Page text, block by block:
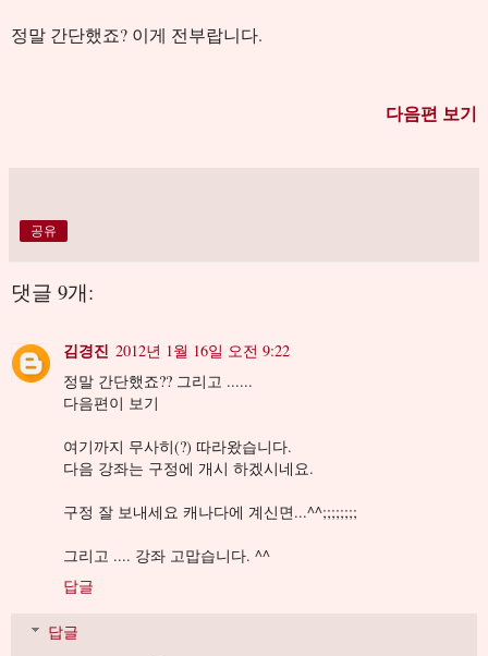
정말 간단했죠? 이게 전부랍니다.
다음편 보기
공유
댓글 9개:
김경진 2012년 1월 16일 오전 9:22
정말 간단했죠?? 그리고 ......
다음편이 보기
여기까지 무사히(?) 따라왔습니다.
다음 강좌는 구정에 개시 하겠시네요.
구정 잘 보내세요 캐나다에 계신면...^^;;;;;;;;
그리고 .... 강좌 고맙습니다. ^^
답글
답글